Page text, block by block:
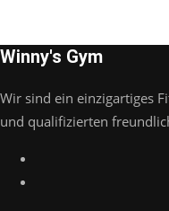
Winny's Gym
Wir sind ein einzigartiges
und qualifizierten